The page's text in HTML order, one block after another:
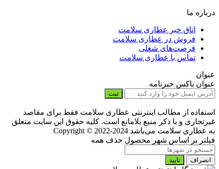
درباره ما
اتاق خبر عطاری سلامت
فروش در عطاری سلامت
فرصت‌های شغلی
تماس با عطاری سلامت
عنوان
عنوان باکس خبرنامه
ثبت
استفاده از مطالب اینترنتی عطاری سلامت فقط برای مقاصد
غیرتجاری و با ذکر منبع بلامانع است. کلیه حقوق این سایت متعلق
به عطاری سلامت می‌باشد Copyright © 2022-2024
فیلتر بر اساس شهر محصول حذف همه
انصراف تایید